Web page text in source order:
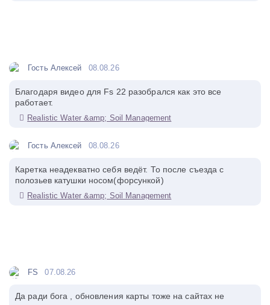
Гость Алексей 08.08.26
Благодаря видео для Fs 22 разобрался как это все
работает.
Realistic Water &amp; Soil Management
Гость Алексей 08.08.26
Каретка неадекватно себя ведёт. То после съезда с
полозьев катушки носом(форсункой)
Realistic Water &amp; Soil Management
FS 07.08.26
Да ради бога , обновления карты тоже на сайтах не